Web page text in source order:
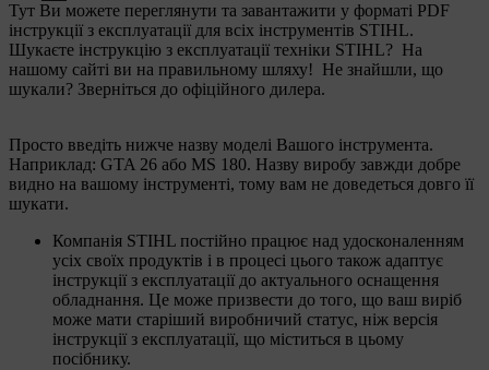
Тут Ви можете переглянути та завантажити у форматі PDF
інструкції з експлуатації для всіх інструментів STIHL.
Шукаєте інструкцію з експлуатації техніки STIHL? На
нашому сайті ви на правильному шляху! Не знайшли, що
шукали? Зверніться до офіційного дилера.
Просто введіть нижче назву моделі Вашого інструмента.
Наприклад: GTA 26 або MS 180. Назву виробу завжди добре
видно на вашому інструменті, тому вам не доведеться довго її
шукати.
Компанія STIHL постійно працює над удосконаленням
усіх своїх продуктів і в процесі цього також адаптує
інструкції з експлуатації до актуального оснащення
обладнання. Це може призвести до того, що ваш виріб
може мати старіший виробничий статус, ніж версія
інструкції з експлуатації, що міститься в цьому
посібнику.